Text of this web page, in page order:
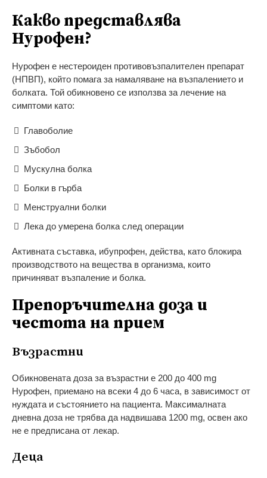
Какво представлява
Нурофен?
Нурофен е нестероиден противовъзпалителен препарат
(НПВП), който помага за намаляване на възпалението и
болката. Той обикновено се използва за лечение на
симптоми като:
Главоболие
Зъбобол
Мускулна болка
Болки в гърба
Менструални болки
Лека до умерена болка след операции
Активната съставка, ибупрофен, действа, като блокира
производството на вещества в организма, които
причиняват възпаление и болка.
Препоръчителна доза и
честота на прием
Възрастни
Обикновената доза за възрастни е 200 до 400 mg
Нурофен, приемано на всеки 4 до 6 часа, в зависимост от
нуждата и състоянието на пациента. Максималната
дневна доза не трябва да надвишава 1200 mg, освен ако
не е предписана от лекар.
Деца